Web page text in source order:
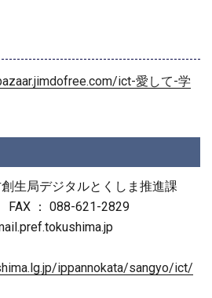
ict-愛して-学
生局デジタルとくしま推進課
： 088-621-2829
ippannokata/sangyo/ict/